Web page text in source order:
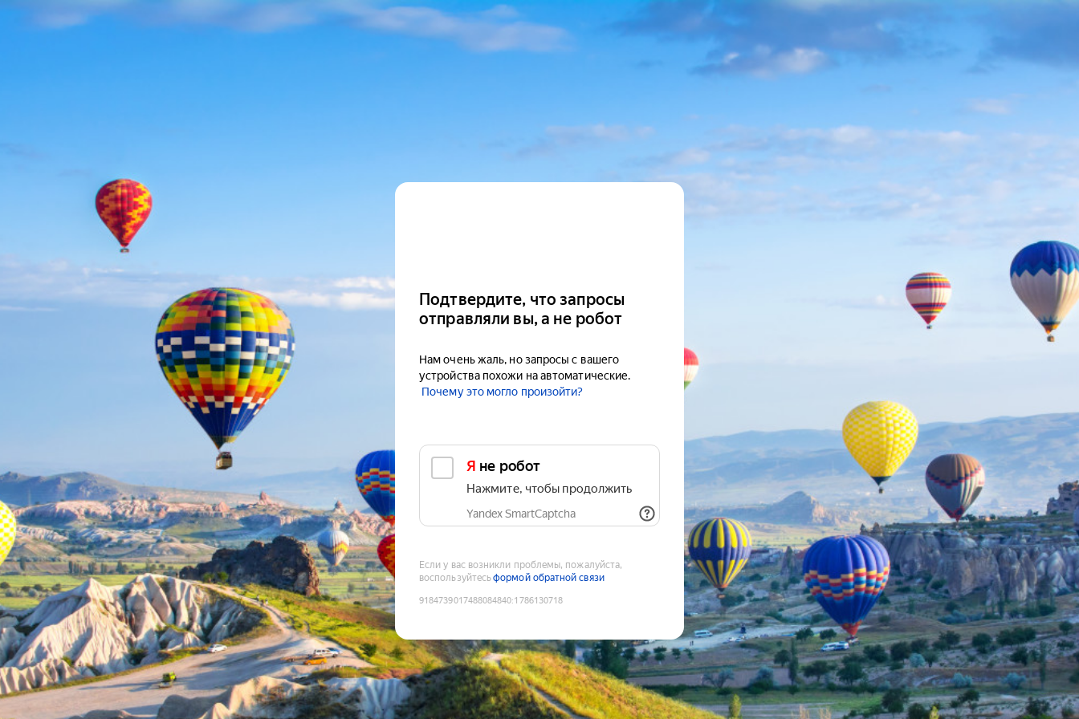
Подтвердите, что запросы
отправляли вы, а не робот
Нам очень жаль, но запросы с вашего
устройства похожи на автоматические.
Почему это могло произойти?
Я не робот
Нажмите, чтобы продолжить
Yandex SmartCaptcha
Если у вас возникли проблемы, пожалуйста,
воспользуйтесьформой обратной связи
9184739017488084840:1786130718